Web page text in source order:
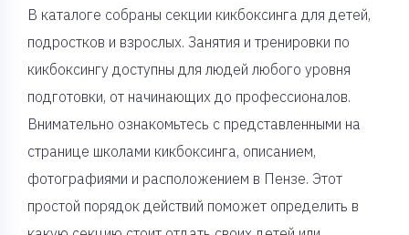
В каталоге собраны секции кикбоксинга для детей,
подростков и взрослых. Занятия и тренировки по
кикбоксингу доступны для людей любого уровня
подготовки, от начинающих до профессионалов.
Внимательно ознакомьтесь с представленными на
странице школами кикбоксинга, описанием,
фотографиями и расположением в Пензе. Этот
простой порядок действий поможет определить в